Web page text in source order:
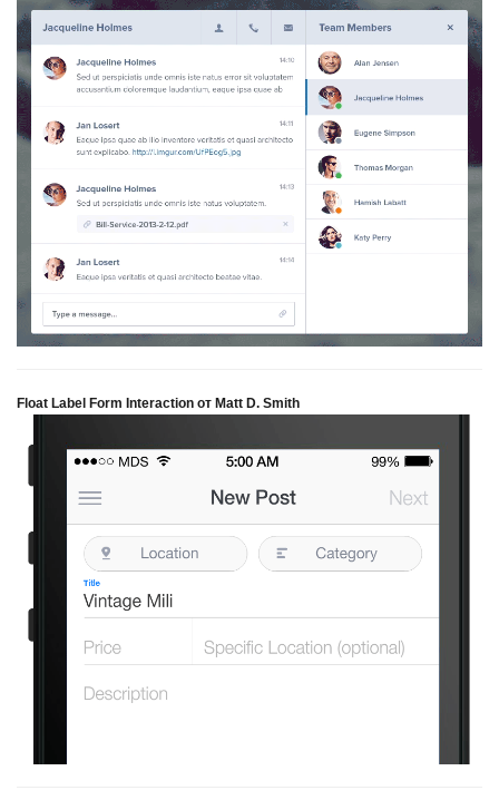
Float Label Form Interaction от Matt D. Smith